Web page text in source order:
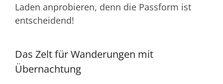
Laden anprobieren, denn die Passform ist
entscheidend!
Das Zelt für Wanderungen mit
Übernachtung